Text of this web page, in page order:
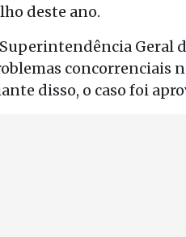
deste ano.
Geral
concorrenciais
disso, o caso foi